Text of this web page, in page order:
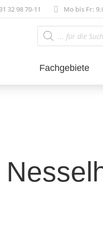
32 98 70-11 Mo bis Fr:
Products
search
Fachgebiete